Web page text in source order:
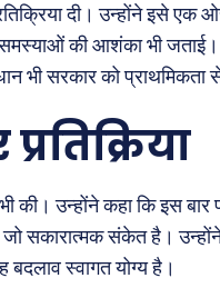
दी। उन्होंने इसे एक
समस्याओं की आशंका भी
सरकार को प्राथमिकता से
उन्होंने कहा कि इस बार
सकारात्मक संकेत है।
स्वागत योग्य है।